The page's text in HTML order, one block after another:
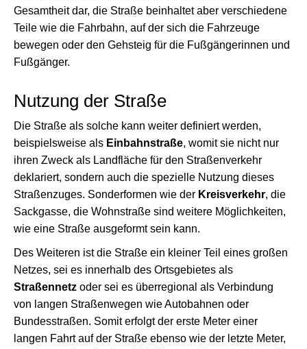
Gesamtheit dar, die Straße beinhaltet aber verschiedene
Teile wie die Fahrbahn, auf der sich die Fahrzeuge
bewegen oder den Gehsteig für die Fußgängerinnen und
Fußgänger.
Nutzung der Straße
Die Straße als solche kann weiter definiert werden,
beispielsweise als Einbahnstraße, womit sie nicht nur
ihren Zweck als Landfläche für den Straßenverkehr
deklariert, sondern auch die spezielle Nutzung dieses
Straßenzuges. Sonderformen wie der Kreisverkehr, die
Sackgasse, die Wohnstraße sind weitere Möglichkeiten,
wie eine Straße ausgeformt sein kann.
Des Weiteren ist die Straße ein kleiner Teil eines großen
Netzes, sei es innerhalb des Ortsgebietes als
Straßennetz oder sei es überregional als Verbindung
von langen Straßenwegen wie Autobahnen oder
Bundesstraßen. Somit erfolgt der erste Meter einer
langen Fahrt auf der Straße ebenso wie der letzte Meter,